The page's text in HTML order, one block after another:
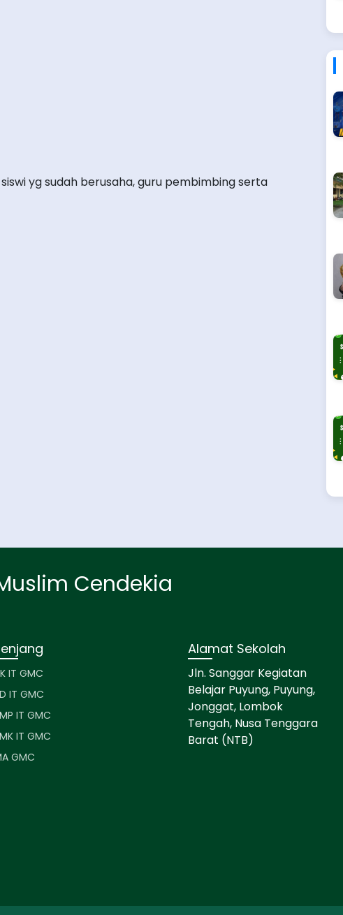
yg sudah berusaha, guru pembimbing serta
Cendekia
IT GMC
IT GMC
IT GMC
IT GMC
GMC
Alamat Sekolah
Jln. Sanggar Kegiatan
Belajar Puyung, Puyung,
Jonggat, Lombok
Tengah, Nusa Tenggara
Barat (NTB)